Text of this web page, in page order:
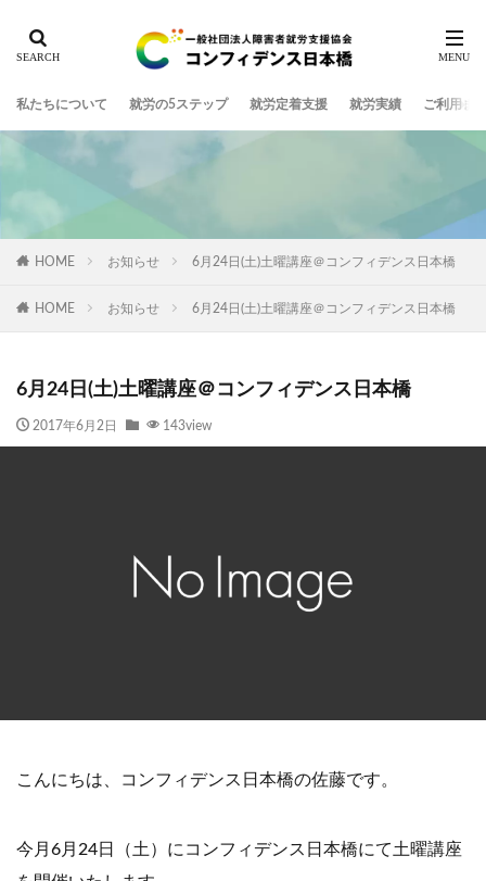
私たちについて 就労の5ステップ 就労定着支援 就労実績 ご利用ま
HOME お知らせ 6月24日(土)土曜講座＠コンフィデンス日本橋
HOME お知らせ 6月24日(土)土曜講座＠コンフィデンス日本橋
6月24日(土)土曜講座＠コンフィデンス日本橋
2017年6月2日 143view
こんにちは、コンフィデンス日本橋の佐藤です。
今月6月24日（土）にコンフィデンス日本橋にて土曜講座